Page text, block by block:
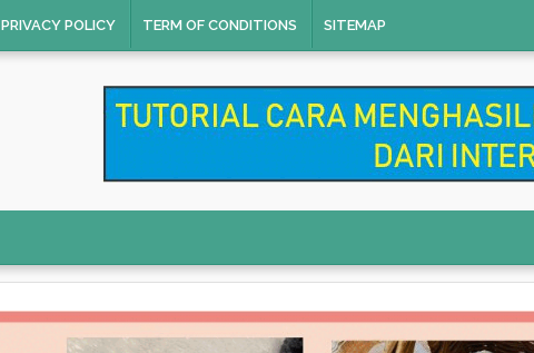
PRIVACY POLICY TERM OF CONDITIONS SITEMAP